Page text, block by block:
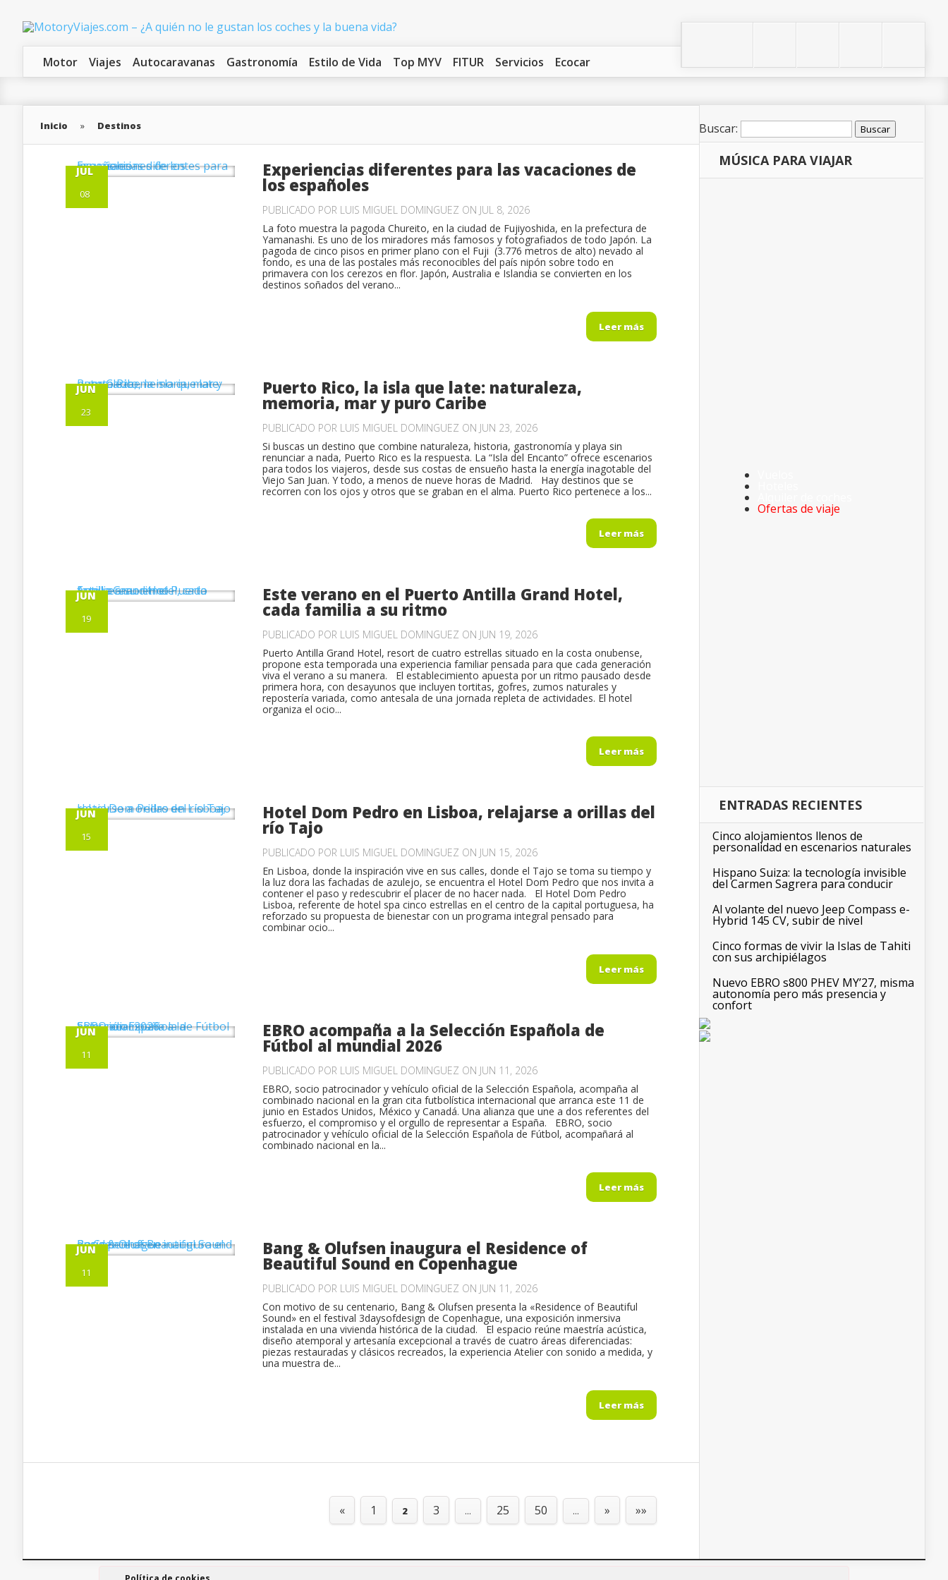
Motor Viajes Autocaravanas Gastronomía Estilo de Vida Top MYV FITUR Servicios Ecocar
Inicio » Destinos
JUL
08
Experiencias diferentes para las vacaciones de
los españoles
PUBLICADO POR LUIS MIGUEL DOMINGUEZ ON JUL 8, 2026
La foto muestra la pagoda Chureito, en la ciudad de Fujiyoshida, en la prefectura de
Yamanashi. Es uno de los miradores más famosos y fotografiados de todo Japón. La
pagoda de cinco pisos en primer plano con el Fuji (3.776 metros de alto) nevado al
fondo, es una de las postales más reconocibles del país nipón sobre todo en
primavera con los cerezos en flor. Japón, Australia e Islandia se convierten en los
destinos soñados del verano...
Leer más
JUN
23
Puerto Rico, la isla que late: naturaleza,
memoria, mar y puro Caribe
PUBLICADO POR LUIS MIGUEL DOMINGUEZ ON JUN 23, 2026
Si buscas un destino que combine naturaleza, historia, gastronomía y playa sin
renunciar a nada, Puerto Rico es la respuesta. La “Isla del Encanto” ofrece escenarios
para todos los viajeros, desde sus costas de ensueño hasta la energía inagotable del
Viejo San Juan. Y todo, a menos de nueve horas de Madrid. Hay destinos que se
recorren con los ojos y otros que se graban en el alma. Puerto Rico pertenece a los...
Leer más
JUN
19
Este verano en el Puerto Antilla Grand Hotel,
cada familia a su ritmo
PUBLICADO POR LUIS MIGUEL DOMINGUEZ ON JUN 19, 2026
Puerto Antilla Grand Hotel, resort de cuatro estrellas situado en la costa onubense,
propone esta temporada una experiencia familiar pensada para que cada generación
viva el verano a su manera. El establecimiento apuesta por un ritmo pausado desde
primera hora, con desayunos que incluyen tortitas, gofres, zumos naturales y
repostería variada, como antesala de una jornada repleta de actividades. El hotel
organiza el ocio...
Leer más
JUN
15
Hotel Dom Pedro en Lisboa, relajarse a orillas del
río Tajo
PUBLICADO POR LUIS MIGUEL DOMINGUEZ ON JUN 15, 2026
En Lisboa, donde la inspiración vive en sus calles, donde el Tajo se toma su tiempo y
la luz dora las fachadas de azulejo, se encuentra el Hotel Dom Pedro que nos invita a
contener el paso y redescubrir el placer de no hacer nada. El Hotel Dom Pedro
Lisboa, referente de hotel spa cinco estrellas en el centro de la capital portuguesa, ha
reforzado su propuesta de bienestar con un programa integral pensado para
combinar ocio...
Leer más
JUN
11
EBRO acompaña a la Selección Española de
Fútbol al mundial 2026
PUBLICADO POR LUIS MIGUEL DOMINGUEZ ON JUN 11, 2026
EBRO, socio patrocinador y vehículo oficial de la Selección Española, acompaña al
combinado nacional en la gran cita futbolística internacional que arranca este 11 de
junio en Estados Unidos, México y Canadá. Una alianza que une a dos referentes del
esfuerzo, el compromiso y el orgullo de representar a España. EBRO, socio
patrocinador y vehículo oficial de la Selección Española de Fútbol, acompañará al
combinado nacional en la...
Leer más
JUN
11
Bang & Olufsen inaugura el Residence of
Beautiful Sound en Copenhague
PUBLICADO POR LUIS MIGUEL DOMINGUEZ ON JUN 11, 2026
Con motivo de su centenario, Bang & Olufsen presenta la «Residence of Beautiful
Sound» en el festival 3daysofdesign de Copenhague, una exposición inmersiva
instalada en una vivienda histórica de la ciudad. El espacio reúne maestría acústica,
diseño atemporal y artesanía excepcional a través de cuatro áreas diferenciadas:
piezas restauradas y clásicos recreados, la experiencia Atelier con sonido a medida, y
una muestra de...
Leer más
« 1 2 3 ... 25 50 ... » »»
Buscar:
MÚSICA PARA VIAJAR
Ofertas de viaje
ENTRADAS RECIENTES
Cinco alojamientos llenos de
personalidad en escenarios naturales
Hispano Suiza: la tecnología invisible
del Carmen Sagrera para conducir
Al volante del nuevo Jeep Compass e-
Hybrid 145 CV, subir de nivel
Cinco formas de vivir la Islas de Tahiti
con sus archipiélagos
Nuevo EBRO s800 PHEV MY’27, misma
autonomía pero más presencia y
confort